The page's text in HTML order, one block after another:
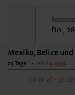
Do.,
Dauer
Preis (p.
Mexiko, Belize
23 Tage • ab € 4.499,-
08.10.26 -